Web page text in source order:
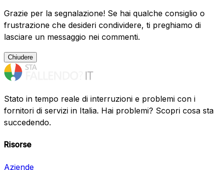
Grazie per la segnalazione! Se hai qualche consiglio o
frustrazione che desideri condividere, ti preghiamo di
lasciare un messaggio nei commenti.
Chiudere
Stato in tempo reale di interruzioni e problemi con i
fornitori di servizi in Italia. Hai problemi? Scopri cosa sta
succedendo.
Risorse
Aziende